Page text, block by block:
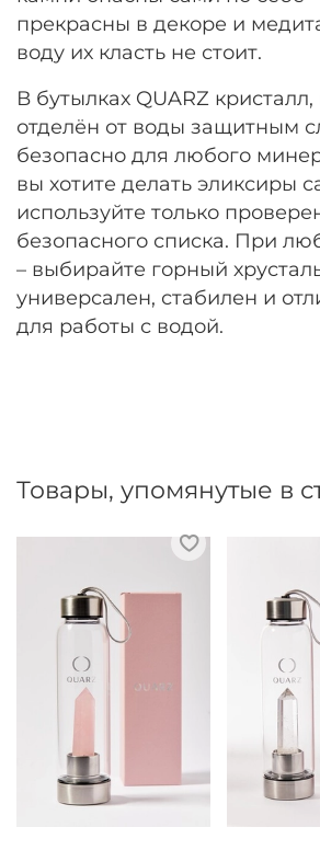
прекрасны в декоре и
воду их класть не стоит.
В бутылках QUARZ
отделён от воды защитным
безопасно для любого
вы хотите делать эликсиры
используйте только
безопасного списка. При
– выбирайте горный
универсален, стабилен и
для работы с водой.
Товары, упомянутые в